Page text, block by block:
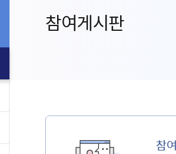
참여게시판
참